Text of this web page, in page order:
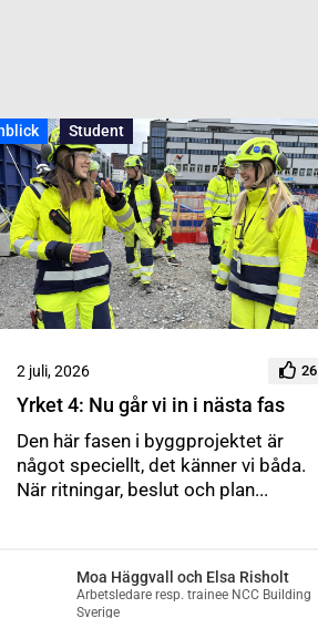
Student
2 juli, 2026 26
Yrket 4: Nu går vi in i nästa fas
Den här fasen i byggprojektet är
något speciellt, det känner vi båda.
När ritningar, beslut och plan...
Moa Häggvall och Elsa Risholt
Arbetsledare resp. trainee NCC Building
Sverige